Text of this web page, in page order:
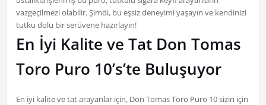
vazgeçilmezi olabilir. Şimdi, bu eşsiz deneyimi yaşayın ve kendinizi
tutku dolu bir serüvene hazırlayın!
En İyi Kalite ve Tat Don Tomas
Toro Puro 10’s’te Buluşuyor
En iyi kalite ve tat arayanlar için, Don Tomas Toro Puro 10 sizin için